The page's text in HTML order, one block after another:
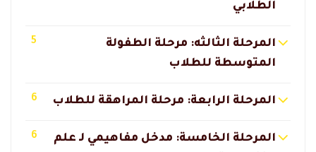
الطلابي
المرحلة الثالثه: مرحلة الطفولة
المتوسطة للطلاب
5
المرحلة الرابعة: مرحلة المراهقة للطلاب 6
المرحلة الخامسة: مدخل مفاهيمي لـ علم
6